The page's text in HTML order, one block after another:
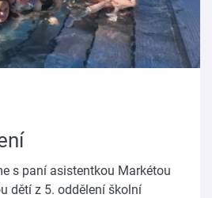
s paní asistentkou Markétou
dětí z 5. oddělení školní